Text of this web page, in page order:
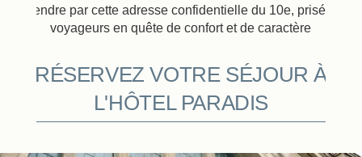
surprendre par cette adresse confidentielle du 10e, prisée des
voyageurs en quête de confort et de caractère
RÉSERVEZ VOTRE SÉJOUR À
L'HÔTEL PARADIS